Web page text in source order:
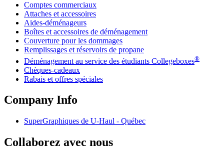
Comptes commerciaux
Attaches et accessoires
Aides-déménageurs
Boîtes et accessoires de déménagement
Couverture pour les dommages
Remplissages et réservoirs de propane
Déménagement au service des étudiants Collegeboxes®
Chèques-cadeaux
Rabais et offres spéciales
Company Info
SuperGraphiques de U-Haul - Québec
Collaborez avec nous